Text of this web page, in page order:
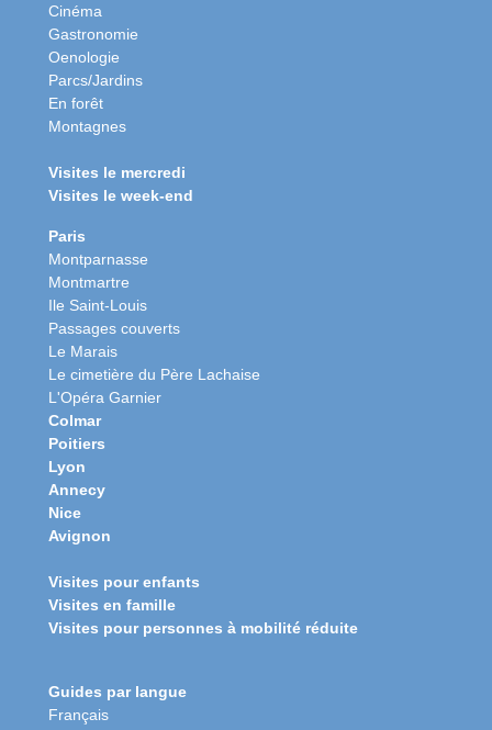
Cinéma
Gastronomie
Oenologie
Parcs/Jardins
En forêt
Montagnes
Visites le mercredi
Visites le week-end
Paris
Montparnasse
Montmartre
Ile Saint-Louis
Passages couverts
Le Marais
Le cimetière du Père Lachaise
L'Opéra Garnier
Colmar
Poitiers
Lyon
Annecy
Nice
Avignon
Visites pour enfants
Visites en famille
Visites pour personnes à mobilité réduite
Guides par langue
Français